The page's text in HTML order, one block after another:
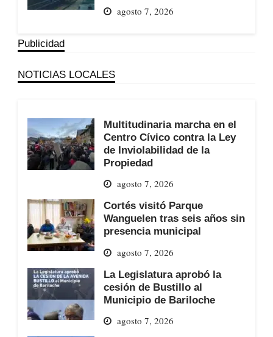
agosto 7, 2026
Publicidad
NOTICIAS LOCALES
Multitudinaria marcha en el
Centro Cívico contra la Ley
de Inviolabilidad de la
Propiedad
agosto 7, 2026
Cortés visitó Parque
Wanguelen tras seis años sin
presencia municipal
agosto 7, 2026
La Legislatura aprobó la
cesión de Bustillo al
Municipio de Bariloche
agosto 7, 2026